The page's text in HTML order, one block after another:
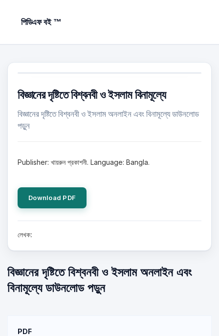
পিডিএফ বই ™
বিজ্ঞানের দৃষ্টিতে বিশ্বনবী ও ইসলাম বিনামূল্যে
বিজ্ঞানের দৃষ্টিতে বিশ্বনবী ও ইসলাম অনলাইন এবং বিনামূল্যে ডাউনলোড
পড়ুন
Publisher: খায়রুন প্রকাশনী. Language: Bangla.
Download PDF
লেখক:
বিজ্ঞানের দৃষ্টিতে বিশ্বনবী ও ইসলাম অনলাইন এবং
বিনামূল্যে ডাউনলোড পড়ুন
PDF